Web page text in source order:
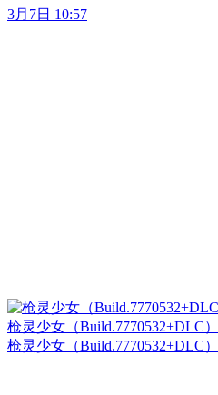
3月7日 10:57
枪灵少女（Build.7770532+DLC）
枪灵少女（Build.7770532+DLC）